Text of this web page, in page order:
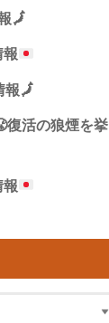
🗾
報
報🗾
復活の狼煙を挙
報